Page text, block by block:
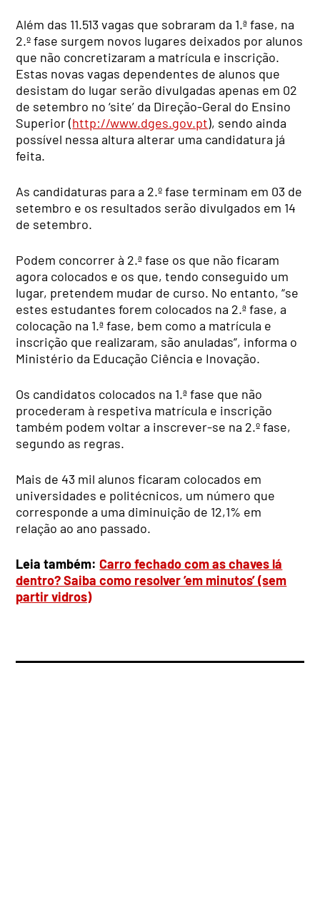
Além das 11.513 vagas que sobraram da 1.ª fase, na
2.º fase surgem novos lugares deixados por alunos
que não concretizaram a matrícula e inscrição.
Estas novas vagas dependentes de alunos que
desistam do lugar serão divulgadas apenas em 02
de setembro no ‘site’ da Direção-Geral do Ensino
Superior (http://www.dges.gov.pt), sendo ainda
possível nessa altura alterar uma candidatura já
feita.
As candidaturas para a 2.º fase terminam em 03 de
setembro e os resultados serão divulgados em 14
de setembro.
Podem concorrer à 2.ª fase os que não ficaram
agora colocados e os que, tendo conseguido um
lugar, pretendem mudar de curso. No entanto, “se
estes estudantes forem colocados na 2.ª fase, a
colocação na 1.ª fase, bem como a matrícula e
inscrição que realizaram, são anuladas”, informa o
Ministério da Educação Ciência e Inovação.
Os candidatos colocados na 1.ª fase que não
procederam à respetiva matrícula e inscrição
também podem voltar a inscrever-se na 2.º fase,
segundo as regras.
Mais de 43 mil alunos ficaram colocados em
universidades e politécnicos, um número que
corresponde a uma diminuição de 12,1% em
relação ao ano passado.
Leia também:Carro fechado com as chaves lá
dentro? Saiba como resolver ’em minutos’ (sem
partir vidros)